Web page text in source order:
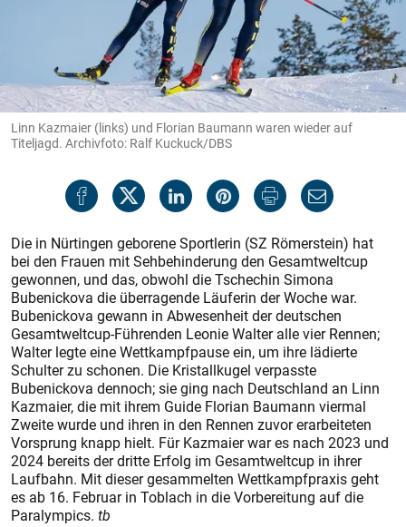
Linn Kazmaier (links) und Florian Baumann waren wieder auf
Titeljagd. Archivfoto: Ralf Kuckuck/DBS
Die in Nürtingen geborene Sportlerin (SZ Römerstein) hat
bei den Frauen mit Sehbehinderung den Gesamtweltcup
gewonnen, und das, obwohl die Tschechin Simona
Bubenickova die überragende Läuferin der Woche war.
Bubenickova gewann in Abwesenheit der deutschen
Gesamtweltcup-Führenden Leonie Walter alle vier Rennen;
Walter legte eine Wettkampfpause ein, um ihre lädierte
Schulter zu schonen. Die Kristallkugel verpasste
Bubenickova dennoch; sie ging nach Deutschland an Linn
Kazmaier, die mit ihrem Guide Florian Baumann viermal
Zweite wurde und ihren in den Rennen zuvor erarbeiteten
Vorsprung knapp hielt. Für Kazmaier war es nach 2023 und
2024 bereits der dritte Erfolg im Gesamtweltcup in ihrer
Laufbahn. Mit dieser gesammelten Wettkampfpraxis geht
es ab 16. Februar in Toblach in die Vorbereitung auf die
Paralympics. tb